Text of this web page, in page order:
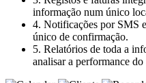
informação num único
4. Notificações por SMS
único de confirmação.
5. Relatórios de toda a
analisar a performance do